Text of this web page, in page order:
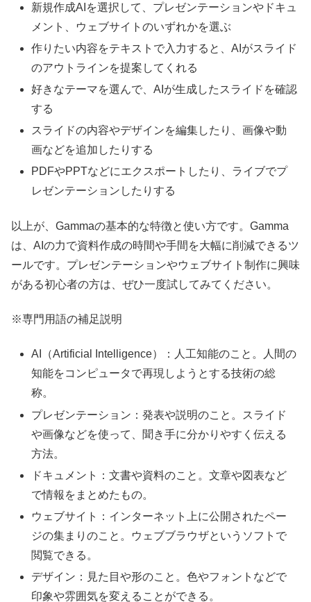
新規作成AIを選択して、プレゼンテーションやドキュ
メント、ウェブサイトのいずれかを選ぶ
作りたい内容をテキストで入力すると、AIがスライド
のアウトラインを提案してくれる
好きなテーマを選んで、AIが生成したスライドを確認
する
スライドの内容やデザインを編集したり、画像や動
画などを追加したりする
PDFやPPTなどにエクスポートしたり、ライブでプ
レゼンテーションしたりする
以上が、Gammaの基本的な特徴と使い方です。Gamma
は、AIの力で資料作成の時間や手間を大幅に削減できるツ
ールです。プレゼンテーションやウェブサイト制作に興味
がある初心者の方は、ぜひ一度試してみてください。
※専門用語の補足説明
AI（Artificial Intelligence）：人工知能のこと。人間の
知能をコンピュータで再現しようとする技術の総
称。
プレゼンテーション：発表や説明のこと。スライド
や画像などを使って、聞き手に分かりやすく伝える
方法。
ドキュメント：文書や資料のこと。文章や図表など
で情報をまとめたもの。
ウェブサイト：インターネット上に公開されたペー
ジの集まりのこと。ウェブブラウザというソフトで
閲覧できる。
デザイン：見た目や形のこと。色やフォントなどで
印象や雰囲気を変えることができる。